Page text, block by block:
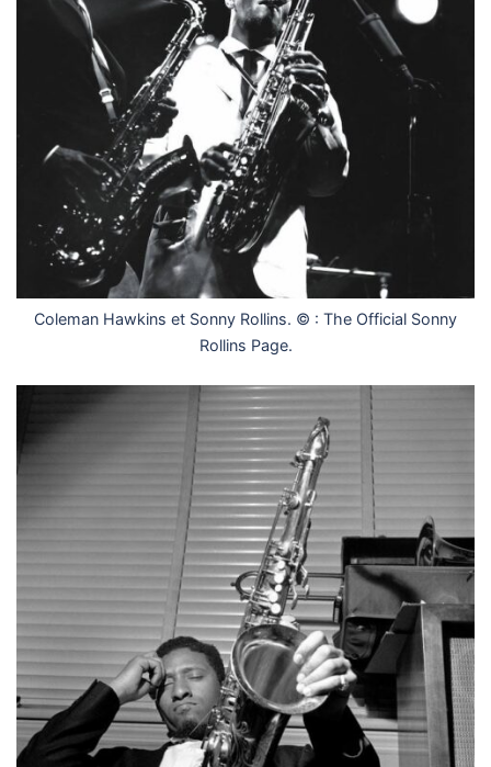
Coleman Hawkins et Sonny Rollins. © : The Official Sonny
Rollins Page.